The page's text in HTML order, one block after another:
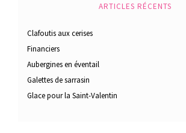
ARTICLES RÉCENTS
Clafoutis aux cerises
Financiers
Aubergines en éventail
Galettes de sarrasin
Glace pour la Saint-Valentin